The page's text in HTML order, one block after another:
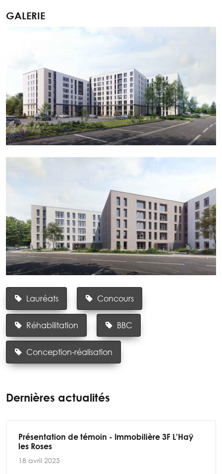
GALERIE
Lauréats Concours
Réhabilitation BBC
Conception-réalisation
Dernières actualités
Présentation de témoin - Immobilière 3F L'Haÿ
les Roses
18 avril 2025